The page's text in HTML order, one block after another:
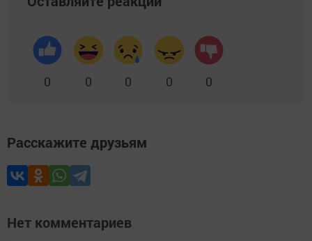
0 0 0 0 0
Расскажите друзьям
Нет комментариев